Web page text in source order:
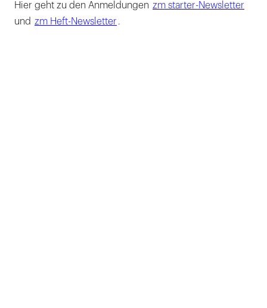
Hier geht zu den Anmeldungen zm starter-Newsletter
und zm Heft-Newsletter .